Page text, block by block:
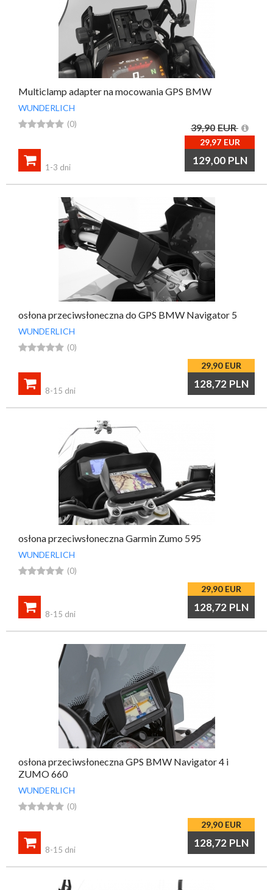
Multiclamp adapter na mocowania GPS BMW
WUNDERLICH
 (0) 39,90 EUR
29,97 EUR
129,00 PLN

1-3 dni
osłona przeciwsłoneczna do GPS BMW Navigator 5
WUNDERLICH
 (0)
29,90 EUR
128,72 PLN

8-15 dni
osłona przeciwsłoneczna Garmin Zumo 595
WUNDERLICH
 (0)
29,90 EUR
128,72 PLN

8-15 dni
osłona przeciwsłoneczna GPS BMW Navigator 4 i
ZUMO 660
WUNDERLICH
 (0)
29,90 EUR
128,72 PLN

8-15 dni